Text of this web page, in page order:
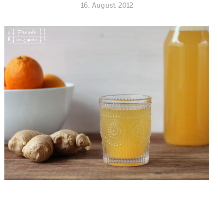
16. August 2012